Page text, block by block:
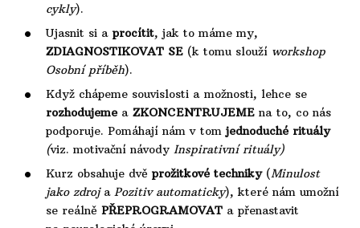
cykly).
Ujasnit si aprocítit, jak to máme my,
ZDIAGNOSTIKOVAT SE (k tomu slouží workshop
Osobní příběh).
Když chápeme souvislosti a možnosti, lehce se
rozhodujemeaZKONCENTRUJEME na to, co nás
podporuje. Pomáhají nám v tomjednoduché rituály
(viz. motivační návodyInspirativní rituály)
Kurz obsahuje dvěprožitkové techniky(Minulost
jako zdrojaPozitiv automaticky), které nám umožní
se reálněPŘEPROGRAMOVAT a přenastavit